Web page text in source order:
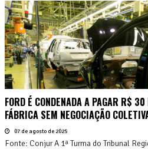
FORD É CONDENADA A PAGAR R$
FÁBRICA SEM NEGOCIAÇÃO
07 de agosto de 2025
Fonte: Conjur A 1ª Turma do Tribunal